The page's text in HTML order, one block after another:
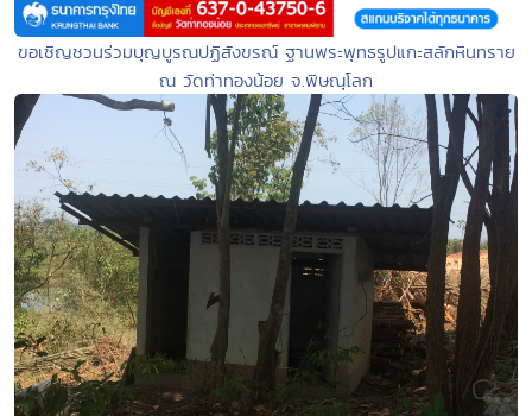
ขอเชิญชวนร่วมบุญบูรณปฏิสังขรณ์ ฐานพระพุทธรูปแกะสลักหินทราย
ณ วัดท่าทองน้อย จ.พิษณุโลก